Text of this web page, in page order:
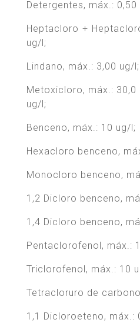
Detergentes, máx.: 0,50
Heptacloro +
ug/l;
Lindano, máx.: 3,00 ug/l;
Metoxicloro, máx.: 30,0
ug/l;
Benceno, máx.: 10 ug/l;
Hexacloro benceno,
Monocloro benceno,
1,2 Dicloro benceno,
1,4 Dicloro benceno,
Pentaclorofenol, máx.:
Triclorofenol, máx.: 10
Tetracloruro de
1,1 Dicloroeteno, máx.: